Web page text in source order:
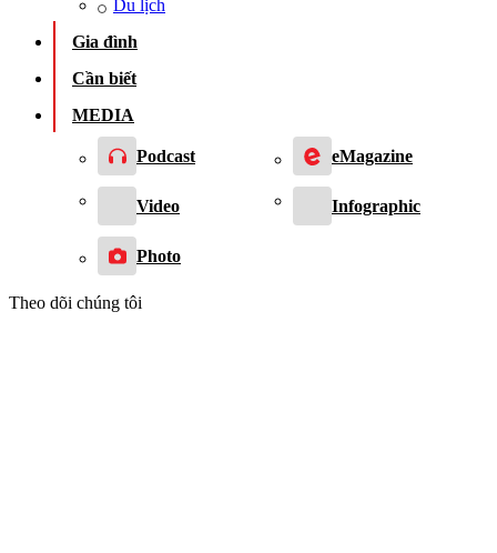
Du lịch
Gia đình
Cần biết
MEDIA
Podcast eMagazine
Video Infographic
Photo
Theo dõi chúng tôi